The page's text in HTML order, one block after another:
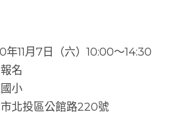
11月7日（六）10:00～14:30
報名
小
北投區公館路220號